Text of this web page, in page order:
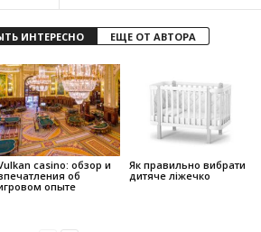
ИНТЕРЕСНО ЕЩЕ ОТ АВТОРА
casino: обзор и
об
опыте
Як правильно вибрати
дитяче ліжечко